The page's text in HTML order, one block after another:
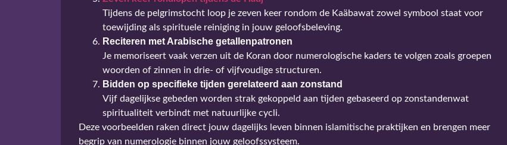
Tijdens de pelgrimstocht loop je zeven keer rondom de Kaäbawat zowel symbool staat voor
toewijding als spirituele reiniging in jouw geloofsbeleving.
Reciteren met Arabische getallenpatronen
Je memoriseert vaak verzen uit de Koran door numerologische kaders te volgen zoals groepen
woorden of zinnen in drie- of vijfvoudige structuren.
Bidden op specifieke tijden gerelateerd aan zonstand
Vijf dagelijkse gebeden worden strak gekoppeld aan tijden gebaseerd op zonstandenwat
spiritualiteit verbindt met natuurlijke cycli.
Deze voorbeelden raken direct jouw dagelijks leven binnen islamitische praktijken en brengen meer
begrip van numerologie binnen jouw geloofssysteem.